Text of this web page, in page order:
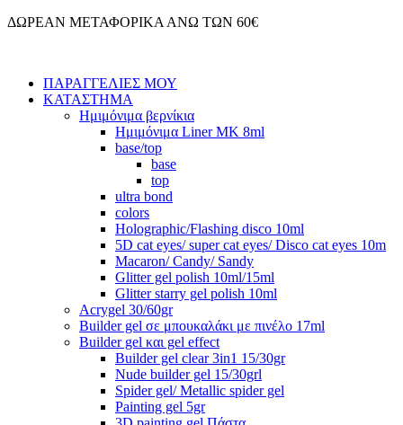
Μετάβαση
ΔΩΡΕΑΝ ΜΕΤΑΦΟΡΙΚΑ ΑΝΩ ΤΩΝ 60€
ΠΑΡΑΓΓΕΛΙΕΣ ΜΟΥ
ΚΑΤΑΣΤΗΜΑ
Ημιμόνιμα βερνίκια
Ημιμόνιμα Liner ΜΚ 8ml
base/top
base
top
ultra bond
colors
Holographic/Flashing disco 10ml
5D cat eyes/ super cat eyes/ Disco cat eyes 10m
Macaron/ Candy/ Sandy
Glitter gel polish 10ml/15ml
Glitter starry gel polish 10ml
Acrygel 30/60gr
Builder gel σε μπουκαλάκι με πινέλο 17ml
Builder gel και gel effect
Builder gel clear 3in1 15/30gr
Nude builder gel 15/30grl
Spider gel/ Metallic spider gel
Painting gel 5gr